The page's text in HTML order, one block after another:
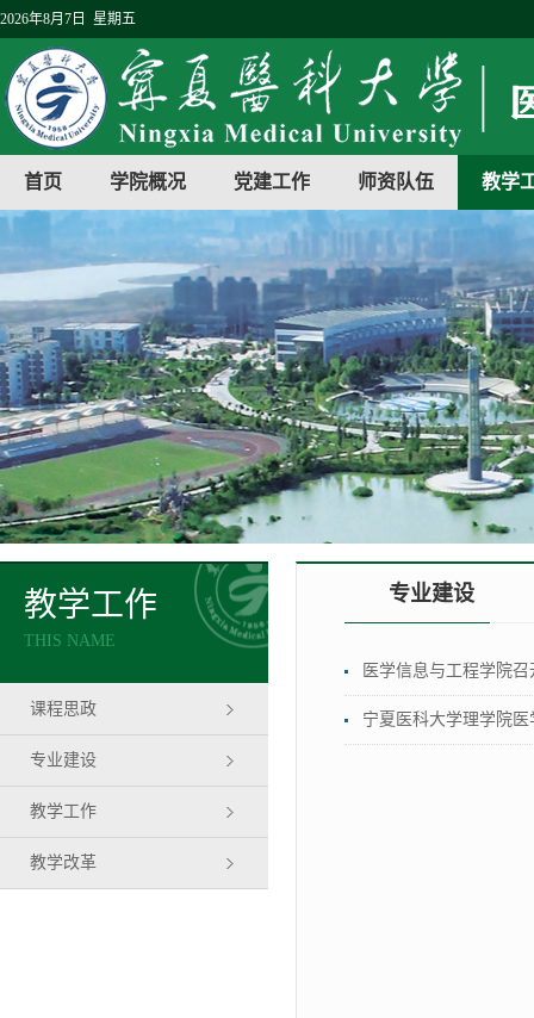
2026年8月7日 星期五
首页 学院概况 党建工作 师资队伍 教学
教学工作
THIS NAME
课程思政
专业建设
教学工作
教学改革
专业建设
医学信息与工程学院
宁夏医科大学理学院